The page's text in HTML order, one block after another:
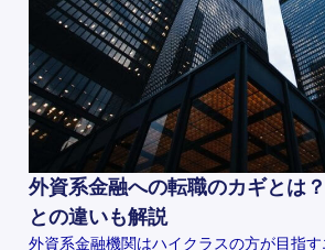
外資系金融への転職のカギとは
との違いも解説
外資系金融機関はハイクラスの方が目指